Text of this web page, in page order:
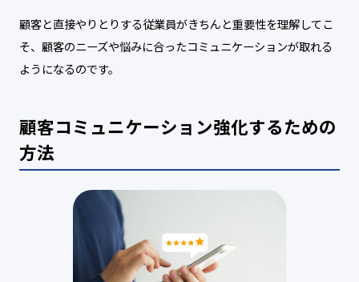
顧客と直接やりとりする従業員がきちんと重要性を理解してこ
そ、顧客のニーズや悩みに合ったコミュニケーションが取れる
ようになるのです。
顧客コミュニケーション強化するための
方法